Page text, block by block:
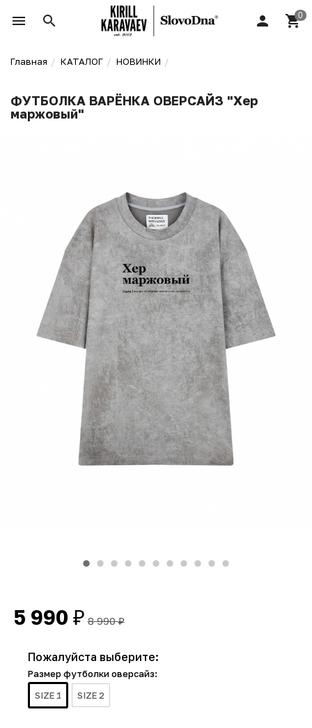
Главная КАТАЛОГ НОВИНКИ
ФУТБОЛКА ВАРЁНКА ОВЕРСАЙЗ "Хер
маржовый"
5 990 ₽ 8 990₽
Пожалуйста выберите:
Размер футболки оверсайз:
SIZE 1
SIZE 2